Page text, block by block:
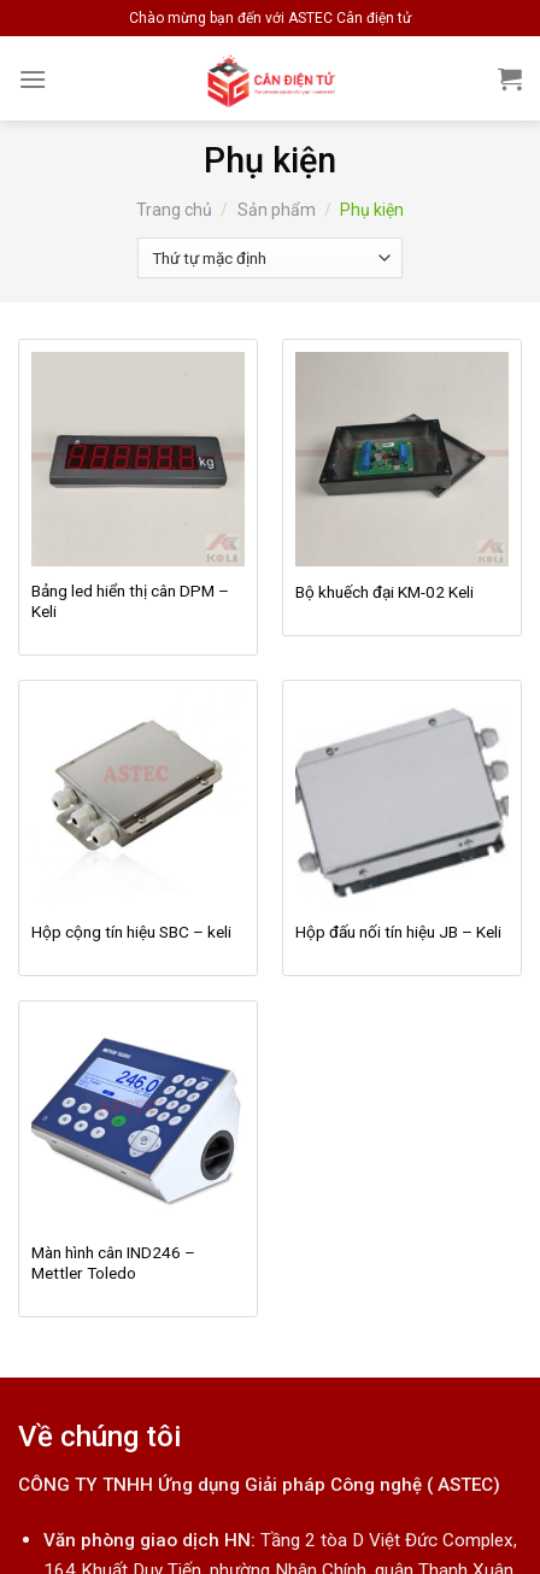
to
content
Chào mừng bạn đến với ASTEC Cân điện tử
Phụ kiện
Trang chủ / Sản phẩm / Phụ kiện
Bảng led hiển thị cân DPM –
Keli
Bộ khuếch đại KM-02 Keli
Hộp cộng tín hiệu SBC – keli Hộp đấu nối tín hiệu JB – Keli
Màn hình cân IND246 –
Mettler Toledo
Về chúng tôi
CÔNG TY TNHH Ứng dụng Giải pháp Công nghệ ( ASTEC)
Văn phòng giao dịch HN: Tầng 2 tòa D Việt Đức Complex,